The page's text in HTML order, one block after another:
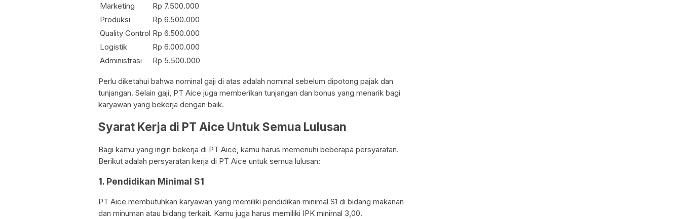
Marketing
Rp 7.500.000
Produksi
Rp 6.500.000
Quality Control Rp 6.500.000
Logistik
Rp 6.000.000
Administrasi
Rp 5.500.000
Perlu diketahui bahwa nominal gaji di atas adalah nominal sebelum dipotong pajak dan
tunjangan. Selain gaji, PT Aice juga memberikan tunjangan dan bonus yang menarik bagi
karyawan yang bekerja dengan baik.
Syarat Kerja di PT Aice Untuk Semua Lulusan
Bagi kamu yang ingin bekerja di PT Aice, kamu harus memenuhi beberapa persyaratan.
Berikut adalah persyaratan kerja di PT Aice untuk semua lulusan:
1. Pendidikan Minimal S1
PT Aice membutuhkan karyawan yang memiliki pendidikan minimal S1 di bidang makanan
dan minuman atau bidang terkait. Kamu juga harus memiliki IPK minimal 3,00.